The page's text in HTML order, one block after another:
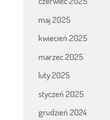
maj 2025
kwiecień 2025
marzec 2025
luty 2025
styczeń 2025
grudzień 2024